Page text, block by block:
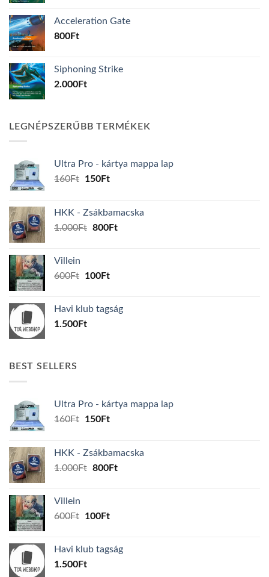
Acceleration Gate
800Ft
Siphoning Strike
2.000Ft
LEGNÉPSZERŰBB TERMÉKEK
Ultra Pro - kártya mappa lap
160Ft
Original
160Ft.
150FtCurrent
150Ft.
HKK - Zsákbamacska
1.000Ft Original
800FtCurrent
Villein
600Ft
Original
600Ft.
100FtCurrent
100Ft.
Havi klub tagság
1.500Ft
BEST SELLERS
Ultra Pro - kártya mappa lap
160Ft
Original
160Ft.
150FtCurrent
150Ft.
HKK - Zsákbamacska
1.000Ft Original
800FtCurrent
Villein
600Ft
Original
600Ft.
100FtCurrent
100Ft.
Havi klub tagság
1.500Ft